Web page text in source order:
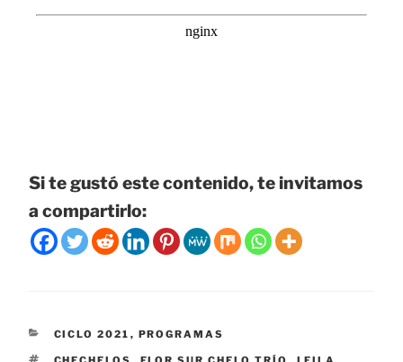
Si te gustó este contenido, te invitamos
a compartirlo:
CATEGORÍAS
CICLO 2021 , PROGRAMAS